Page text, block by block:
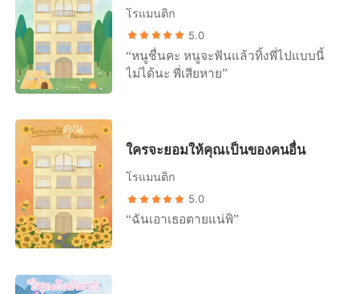
โรแมนติก
5.0
“หนูชื่นคะ หนูจะฟันแล้วทิ้งพี่ไปแบบนี้
ไม่ได้นะ พี่เสียหาย”
ใครจะยอมให้คุณเป็นของคนอื่น
โรแมนติก
5.0
“ฉันเอาเธอตายแน่พิ”